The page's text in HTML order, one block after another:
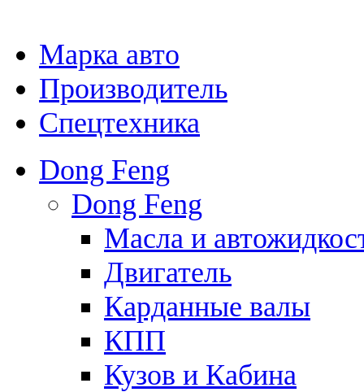
Марка авто
Производитель
Спецтехника
Dong Feng
Dong Feng
Масла и
Двигатель
Карданные валы
КПП
Кузов и Кабина